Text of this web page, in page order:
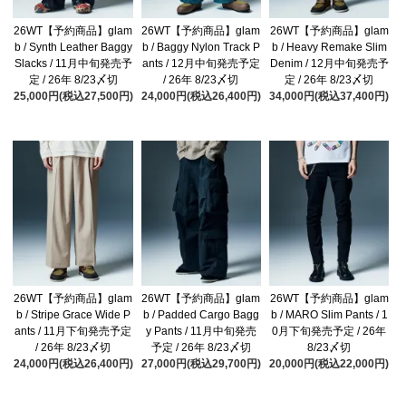
26WT【予約商品】glam
b / Synth Leather Baggy
Slacks / 11月中旬発売予
定 / 26年 8/23〆切
25,000円(税込27,500円)
26WT【予約商品】glam
b / Baggy Nylon Track P
ants / 12月中旬発売予定
/ 26年 8/23〆切
24,000円(税込26,400円)
26WT【予約商品】glam
b / Heavy Remake Slim
Denim / 12月中旬発売予
定 / 26年 8/23〆切
34,000円(税込37,400円)
26WT【予約商品】glam
b / Stripe Grace Wide P
ants / 11月下旬発売予定
/ 26年 8/23〆切
24,000円(税込26,400円)
26WT【予約商品】glam
b / Padded Cargo Bagg
y Pants / 11月中旬発売
予定 / 26年 8/23〆切
27,000円(税込29,700円)
26WT【予約商品】glam
b / MARO Slim Pants / 1
0月下旬発売予定 / 26年
8/23〆切
20,000円(税込22,000円)